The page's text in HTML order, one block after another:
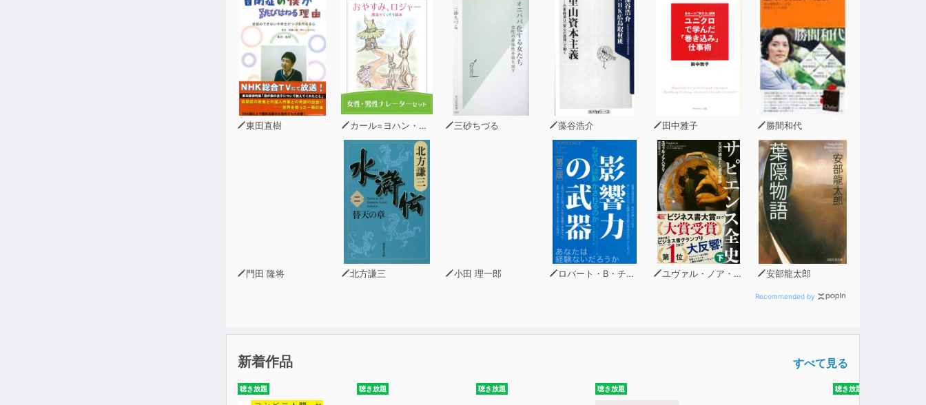
東田直樹 カール=ヨハン・エリーン 三砂ちづる 藻谷浩介 田中雅子 勝間和代
門田 隆将 北方謙三 小田 理一郎 ロバート・B・チャルディーニ ユヴァル・ノア・ハラリ 安部龍太郎
Recommended by
新着作品 すべて見る
聴き放題 聴き放題 聴き放題 聴き放題 聴き放題